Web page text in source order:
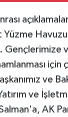
Yüzme
için
ve
ve
AK